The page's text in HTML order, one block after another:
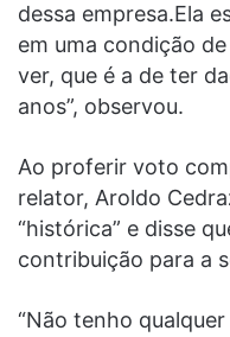
dessa empresa.Ela
em uma condição
ver, que é a de ter
anos”, observou.
Ao proferir voto
relator, Aroldo
“histórica” e disse
contribuição para a
“Não tenho